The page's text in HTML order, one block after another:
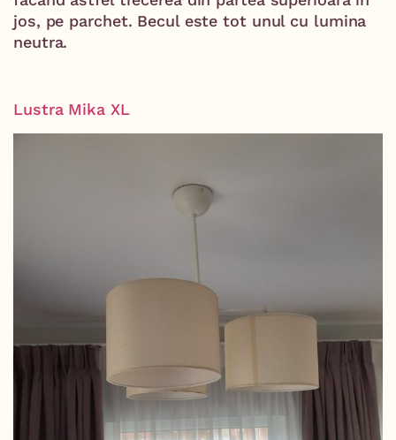
jos, pe parchet. Becul este tot unul cu lumina
neutra.
Lustra Mika XL